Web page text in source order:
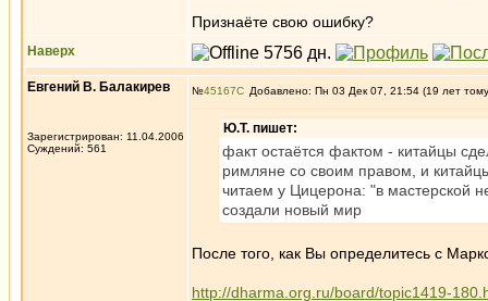
Признаёте свою ошибку?
Наверх
Евгений В. Балакирев
Зарегистрирован: 11.04.2006
Суждений: 561
№45167 Добавлено: Пн 03 Дек 07, 21:54 (19 лет
Ю.Т. пишет:
факт остаётся фактом - китайцы
римляне со своим правом, и
читаем у Цицерона: "в мастерской
создали новый мир
После того, как Вы определитесь с
http://dharma.org.ru/board/topic1419-